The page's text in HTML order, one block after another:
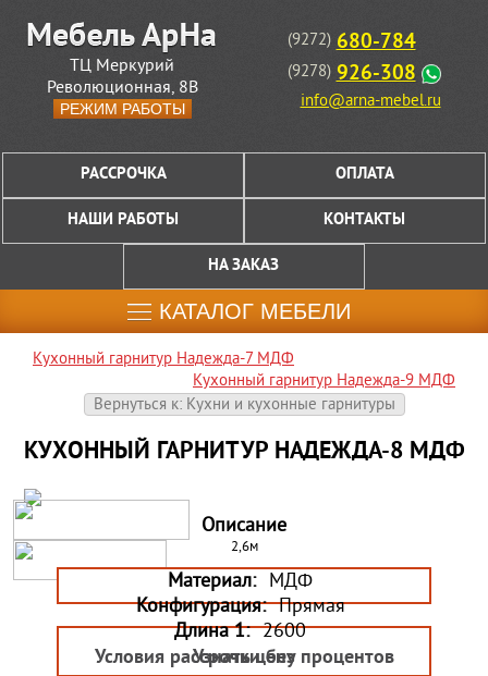
ТЦ Меркурий
Революционная, 8В
РЕЖИМ РАБОТЫ
(9272) 680-784
(9278) 926-308
info@arna-mebel.ru
РАССРОЧКА ОПЛАТА
НАШИ РАБОТЫ КОНТАКТЫ
НА ЗАКАЗ
КАТАЛОГ МЕБЕЛИ
Кухонный гарнитур Надежда-7 МДФ
Кухонный гарнитур Надежда-9 МДФ
Вернуться к: Кухни и кухонные гарнитуры
КУХОННЫЙ ГАРНИТУР НАДЕЖДА-8 МДФ
Описание
2,6м
Материал: МДФ
Конфигурация: Прямая
Длина 1: 2600
Узнать цену
Условия рассрочки без процентов